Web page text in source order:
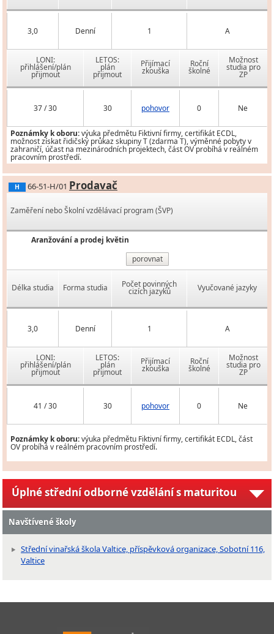
3,0 Denní 1 A
LONI:
přihlášení/plán
přijmout
LETOS:
plán
přijmout
Přijímací
zkouška
Roční
školné
Možnost
studia pro
ZP
37 / 30 30 pohovor 0 Ne
Poznámky k oboru:výuka předmětu Fiktivní firmy, certifikát ECDL,
možnost získat řidičský průkaz skupiny T (zdarma T), výměnné pobyty v
zahraničí, účast na mezinárodních projektech, část OV probíhá v reálném
pracovním prostředí.
H 66-51-H/01 Prodavač
Zaměření nebo Školní vzdělávací program (ŠVP)
Aranžování a prodej květin
porovnat
Délka studia Forma studia Počet povinných
cizích jazyků Vyučované jazyky
3,0 Denní 1 A
LONI:
přihlášení/plán
přijmout
LETOS:
plán
přijmout
Přijímací
zkouška
Roční
školné
Možnost
studia pro
ZP
41 / 30 30 pohovor 0 Ne
Poznámky k oboru:výuka předmětu Fiktivní firmy, certifikát ECDL, část
OV probíhá v reálném pracovním prostředí.
Úplné střední odborné vzdělání s maturitou
Navštívené školy
Střední vinařská škola Valtice, příspěvková organizace, Sobotní 116,
Valtice